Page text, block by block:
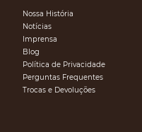
Nossa História
Notícias
Imprensa
Blog
Política de Privacidade
Perguntas Frequentes
Trocas e Devoluções